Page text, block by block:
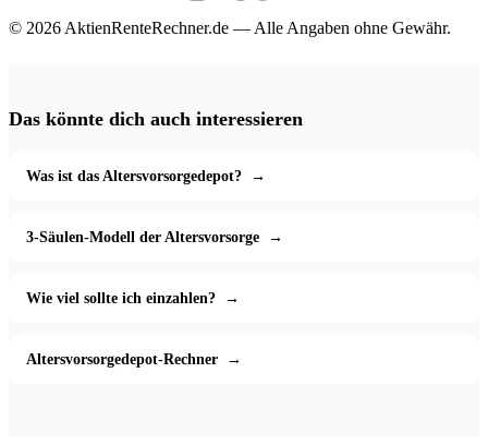
© 2026 AktienRenteRechner.de — Alle Angaben ohne Gewähr.
Das könnte dich auch interessieren
Was ist das Altersvorsorgedepot? →
3-Säulen-Modell der Altersvorsorge →
Wie viel sollte ich einzahlen? →
Altersvorsorgedepot-Rechner →